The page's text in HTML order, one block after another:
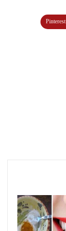
Pinterest